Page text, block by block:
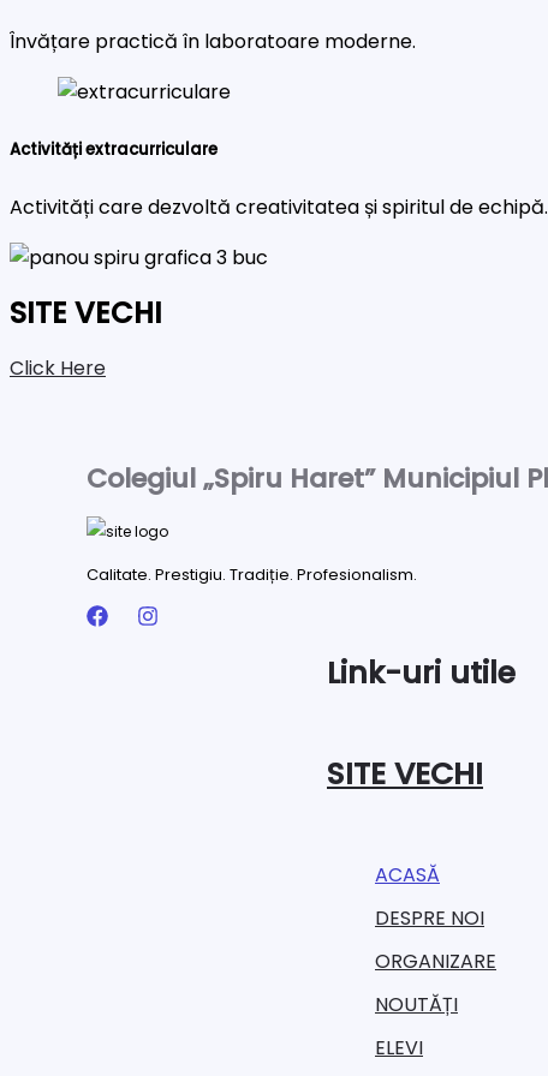
Învățare practică în laboratoare moderne.
Activități extracurriculare
Activități care dezvoltă creativitatea și spiritul de echipă.
SITE VECHI
Click Here
Colegiul „Spiru Haret” Municipiul
Calitate. Prestigiu. Tradiție. Profesionalism.
Link-uri utile
SITE VECHI
ACASĂ
DESPRE NOI
ORGANIZARE​
NOUTĂȚI
ELEVI